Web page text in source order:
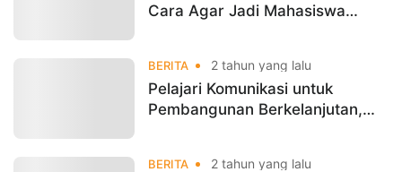
Cara Agar Jadi Mahasiswa
BERITA 2 tahun yang lalu
Pelajari Komunikasi untuk
Pembangunan Berkelanjutan,
BERITA 2 tahun yang lalu